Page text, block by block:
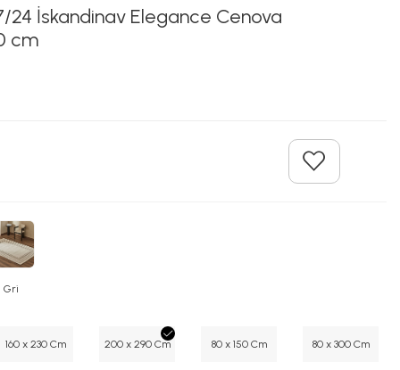
24 İskandinav Elegance Cenova
cm
Gri
160 x 230 Cm 200 x 290 Cm 80 x 150 Cm 80 x 300 Cm